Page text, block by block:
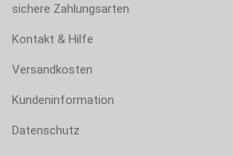
sichere Zahlungsarten
Kontakt & Hilfe
Versandkosten
Kundeninformation
Datenschutz